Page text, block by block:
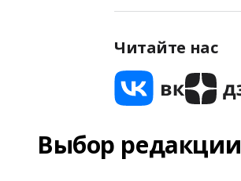
Читайте нас
Выбор редакции